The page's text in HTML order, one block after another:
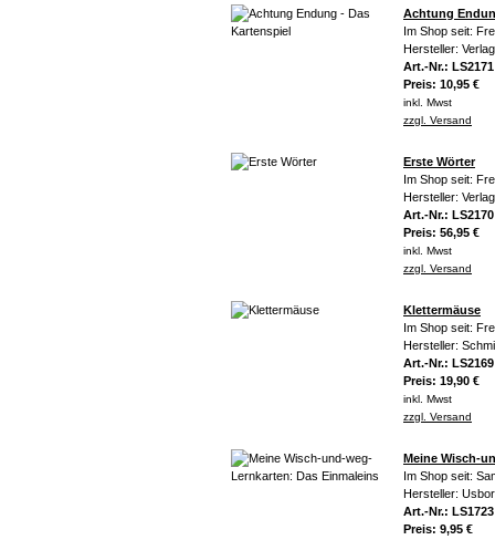
Achtung
Im Shop seit:
Hersteller:
Art.-Nr.: LS2171
Preis: 10,95 €
inkl. Mwst
zzgl. Versand
Erste Wörter
Im Shop seit:
Hersteller:
Art.-Nr.: LS2170
Preis: 56,95 €
inkl. Mwst
zzgl. Versand
Klettermäuse
Im Shop seit:
Hersteller:
Art.-Nr.: LS2169
Preis: 19,90 €
inkl. Mwst
zzgl. Versand
Meine Wisch-
Im Shop seit:
Hersteller:
Art.-Nr.: LS1723
Preis: 9,95 €